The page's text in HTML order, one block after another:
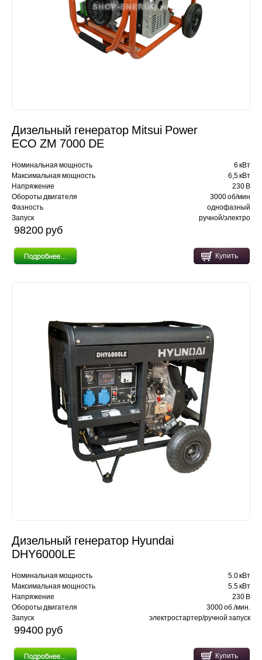
Дизельный генератор Mitsui Power
ECO ZM 7000 DE
Номинальная мощность
6 кВт
Максимальная мощность
6,5 кВт
Напряжение
230 В
Обороты двигателя
3000 об/мин
Фазность
однофазный
Запуск
ручной/электро
98200 pуб
Купить
Дизельный генератор Hyundai
DHY6000LE
Номинальная мощность
5.0 кВт
Максимальная мощность
5.5 кВт
Напряжение
230 В
Обороты двигателя
3000 об./мин.
Запуск
электростартер/ручной запуск
99400 pуб
Купить